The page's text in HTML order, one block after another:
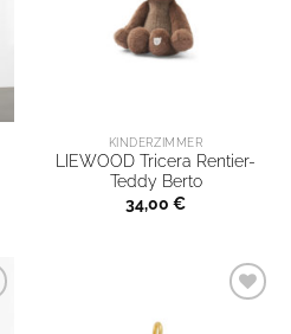
KINDERZIMMER
LIEWOOD Tricera Rentier-
Teddy Berto
34,00 €